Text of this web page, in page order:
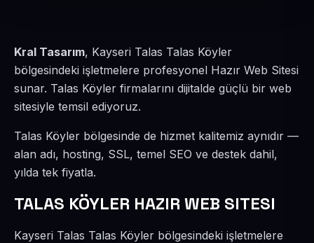
Kral Tasarım, Kayseri Talas Talas Köyler
bölgesindeki işletmelere profesyonel Hazır Web Sitesi
sunar. Talas Köyler firmalarını dijitalde güçlü bir web
sitesiyle temsil ediyoruz.
Talas Köyler bölgesinde de hizmet kalitemiz aynıdır —
alan adı, hosting, SSL, temel SEO ve destek dahil,
yılda tek fiyatla.
TALAS KÖYLER HAZIR WEB SITESI
Kayseri Talas Talas Köyler bölgesindeki işletmelere